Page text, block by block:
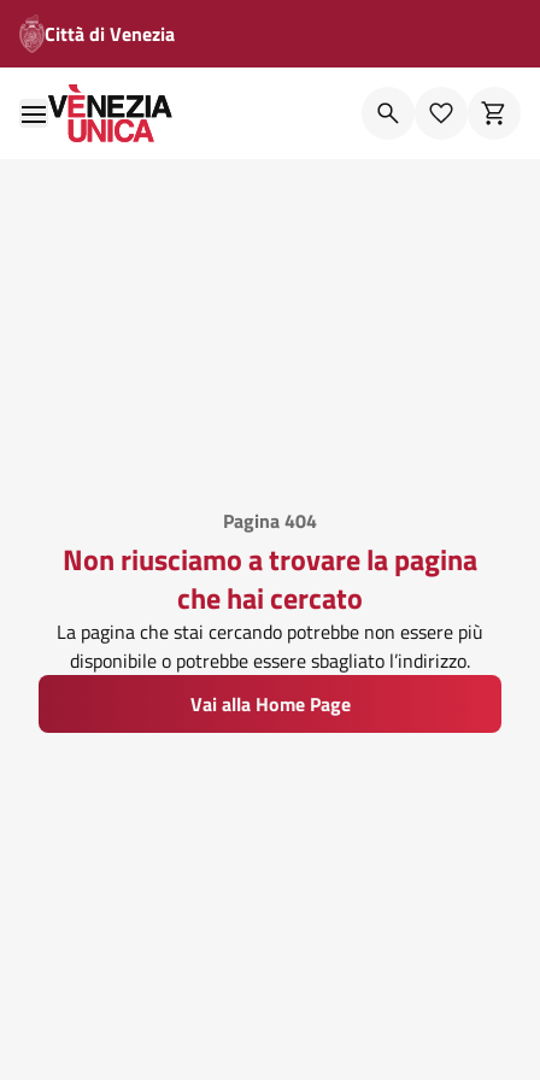
Città di Venezia
Pagina 404
Non riusciamo a trovare la pagina
che hai cercato
La pagina che stai cercando potrebbe non essere più
disponibile o potrebbe essere sbagliato l’indirizzo.
Vai alla Home Page